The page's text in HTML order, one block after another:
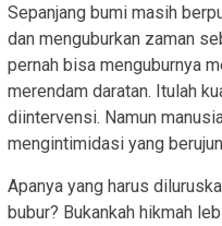
Sepanjang bumi masih
dan menguburkan zaman
pernah bisa menguburnya
merendam daratan. Itulah
diintervensi. Namun
mengintimidasi yang
Apanya yang harus
bubur? Bukankah hikmah